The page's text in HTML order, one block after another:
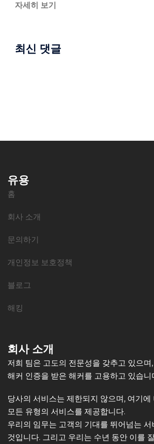
자세히 보기
최신 댓글
유용
홈
회사 소개
문의하기
개인정보 보호정책
블로그
해킹
회사 소개
저희 팀은 고도의 전문성을 갖추고 있으며
해커 인증을 받은 해커를 고용하고 있습니
당사의 서비스는 제한되지 않으며, 여기에
모든 유형의 서비스를 제공합니다.
우리의 임무는 고객의 기대를 뛰어넘는
것입니다. 그리고 우리는 수년 동안 이를